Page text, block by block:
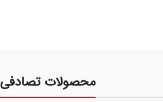
محصولات تصادفی